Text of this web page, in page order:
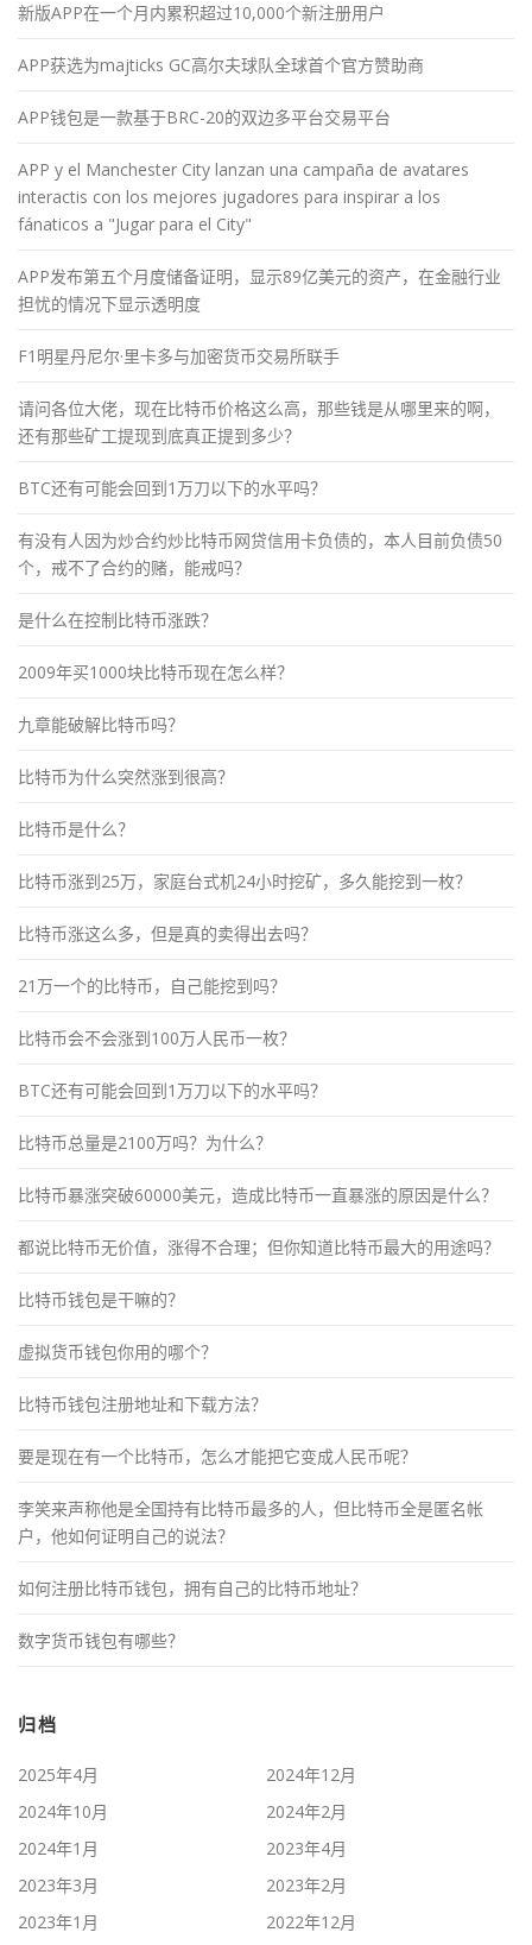
新版APP在一个月内累积超过10,000个新注册用户
APP获选为majticks GC高尔夫球队全球首个官方赞助商
APP钱包是一款基于BRC-20的双边多平台交易平台
APP y el Manchester City lanzan una campaña de avatares
interactis con los mejores jugadores para inspirar a los
fánaticos a "Jugar para el City"
APP发布第五个月度储备证明，显示89亿美元的资产，在金融行业
担忧的情况下显示透明度
F1明星丹尼尔·里卡多与加密货币交易所联手
请问各位大佬，现在比特币价格这么高，那些钱是从哪里来的啊，
还有那些矿工提现到底真正提到多少？
BTC还有可能会回到1万刀以下的水平吗？
有没有人因为炒合约炒比特币网贷信用卡负债的，本人目前负债50
个，戒不了合约的赌，能戒吗？
是什么在控制比特币涨跌？
2009年买1000块比特币现在怎么样？
九章能破解比特币吗？
比特币为什么突然涨到很高？
比特币是什么？
比特币涨到25万，家庭台式机24小时挖矿，多久能挖到一枚？
比特币涨这么多，但是真的卖得出去吗？
21万一个的比特币，自己能挖到吗？
比特币会不会涨到100万人民币一枚？
BTC还有可能会回到1万刀以下的水平吗？
比特币总量是2100万吗？为什么？
比特币暴涨突破60000美元，造成比特币一直暴涨的原因是什么？
都说比特币无价值，涨得不合理；但你知道比特币最大的用途吗？
比特币钱包是干嘛的？
虚拟货币钱包你用的哪个？
比特币钱包注册地址和下载方法？
要是现在有一个比特币，怎么才能把它变成人民币呢？
李笑来声称他是全国持有比特币最多的人，但比特币全是匿名帐
户，他如何证明自己的说法？
如何注册比特币钱包，拥有自己的比特币地址？
数字货币钱包有哪些？
归档
2025年4月
2024年12月
2024年10月
2024年2月
2024年1月
2023年4月
2023年3月
2023年2月
2023年1月
2022年12月